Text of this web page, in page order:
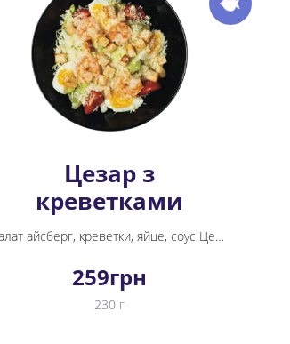
Цезар з
креветками
салат айсберг, креветки, яйце, соус Цезар, грінки, томати черрі, пармезан
259грн
230 г